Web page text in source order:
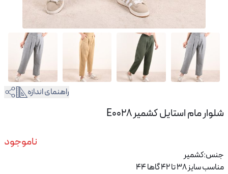
راهنمای اندازه
شلوار مام استایل کشمیر E0028
ناموجود
جنس:کشمیر
مناسب سایز 38 تا 42 گاها 44